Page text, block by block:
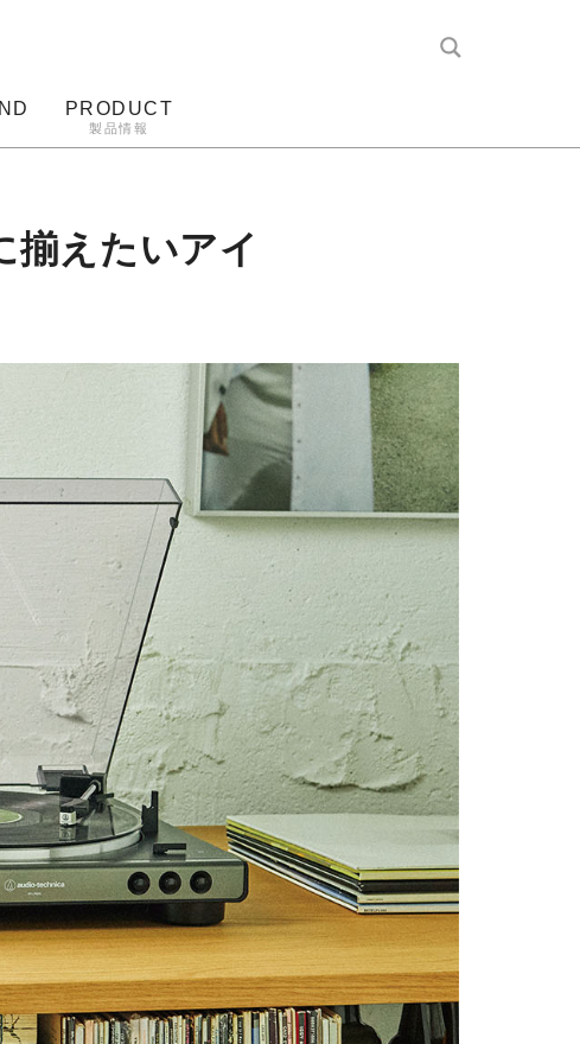
PRODUCT
製品情報
揃えたいアイ